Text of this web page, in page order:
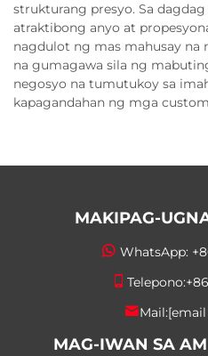
strukturang presyo. Sa
atraktibong anyo at
nagdulot ng mas mahusay
na gumagawa sila ng
negosyo na tumutukoy sa
kapagandahan ng mga
MAKIPAG-
WhatsApp:
Telepono:
Mail:
MAG-IWAN SA